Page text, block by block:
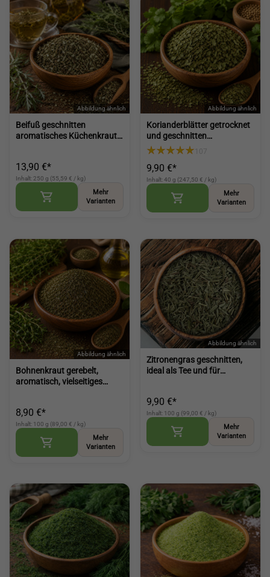
Beifuß geschnitten
aromatisches Küchenkraut
13,90 €*
Inhalt: 250 g (55,59 € / kg)
Mehr
Varianten
Korianderblätter getrocknet
und geschnitten
aromatisches Küchenkraut
Coriander Leaves)
9,90 €*
Inhalt: 40 g (247,50 € / kg)
Mehr
Varianten
Bohnenkraut gerebelt,
aromatisch, vielseitiges
Gerichte (Savory Leaves)
8,90 €*
Inhalt: 100 g (89,00 € / kg)
Mehr
Varianten
Zitronengras geschnitten,
ideal als Tee und für
Dried)
9,90 €*
Inhalt: 100 g (99,00 € / kg)
Mehr
Varianten